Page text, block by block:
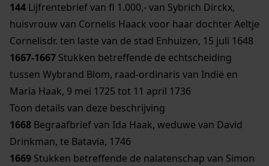
144 Lijfrentebrief van fl 1.000,- van Sybrich Dirckx,
huisvrouw van Cornelis Haack voor haar dochter Aeltje
Cornelisdr. ten laste van de stad Enhuizen, 15 juli 1648
1667-1667 Stukken betreffende de echtscheiding
tussen Wybrand Blom, raad-ordinaris van Indië en
Maria Haak, 9 mei 1725 tot 11 april 1736
Toon details van deze beschrijving
1668 Begraafbrief van Ida Haak, weduwe van David
Drinkman, te Batavia, 1746
1669 Stukken betreffende de nalatenschap van Simon